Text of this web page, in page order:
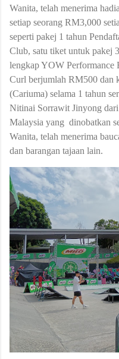
Wanita, telah menerima
setiap seorang RM3,000
seperti pakej 1 tahun
Club, satu tiket untuk pakej
lengkap YOW Performance
Curl berjumlah RM500 dan
(Cariuma) selama 1 tahun
Nitinai Sorrawit Jinyong
Malaysia yang dinobatkan
Wanita, telah menerima
dan barangan tajaan lain.